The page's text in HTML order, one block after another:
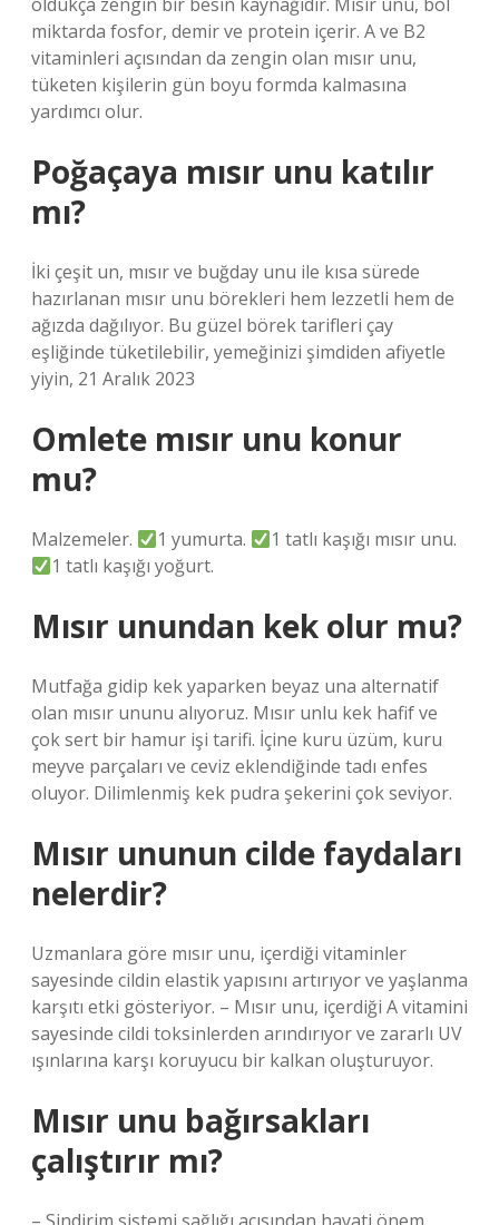
miktarda fosfor, demir ve protein içerir. A ve B2
vitaminleri açısından da zengin olan mısır unu,
tüketen kişilerin gün boyu formda kalmasına
yardımcı olur.
Poğaçaya mısır unu katılır
mı?
İki çeşit un, mısır ve buğday unu ile kısa sürede
hazırlanan mısır unu börekleri hem lezzetli hem de
ağızda dağılıyor. Bu güzel börek tarifleri çay
eşliğinde tüketilebilir, yemeğinizi şimdiden afiyetle
yiyin, 21 Aralık 2023
Omlete mısır unu konur
mu?
Malzemeler. 1 yumurta.
1 tatlı kaşığı mısır unu.
1 tatlı kaşığı yoğurt.
Mısır unundan kek olur mu?
Mutfağa gidip kek yaparken beyaz una alternatif
olan mısır ununu alıyoruz. Mısır unlu kek hafif ve
çok sert bir hamur işi tarifi. İçine kuru üzüm, kuru
meyve parçaları ve ceviz eklendiğinde tadı enfes
oluyor. Dilimlenmiş kek pudra şekerini çok seviyor.
Mısır ununun cilde faydaları
nelerdir?
Uzmanlara göre mısır unu, içerdiği vitaminler
sayesinde cildin elastik yapısını artırıyor ve yaşlanma
karşıtı etki gösteriyor. – Mısır unu, içerdiği A vitamini
sayesinde cildi toksinlerden arındırıyor ve zararlı UV
ışınlarına karşı koruyucu bir kalkan oluşturuyor.
Mısır unu bağırsakları
çalıştırır mı?